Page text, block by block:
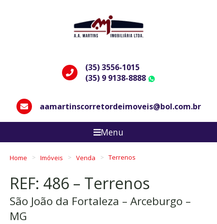
(35) 3556-1015
(35) 9 9138-8888
aamartinscorretordeimoveis@bol.com.br
Menu
Home Imóveis Venda Terrenos
REF: 486 – Terrenos
São João da Fortaleza – Arceburgo –
MG